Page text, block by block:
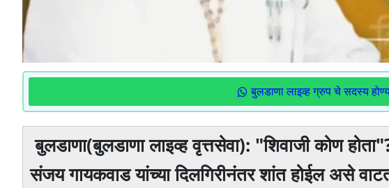
बुलडाणा लाइव्ह ग्रुप चे सदस्य
बुलडाणा(बुलडाणा लाइव्ह वृत्तसेवा): "शिवाजी कोण
संजय गायकवाड यांच्या दिलगिरीनंतर शांत होईल असे